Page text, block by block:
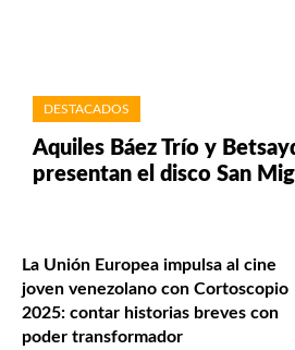
DESTACADOS
Aquiles Báez Trío y
presentan el disco San
La Unión Europea impulsa al cine
joven venezolano con Cortoscopio
2025: contar historias breves con
poder transformador